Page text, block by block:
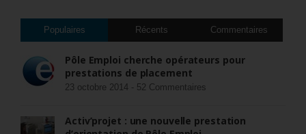
Populaires Récents Commentaires
Pôle Emploi cherche opérateurs pour
prestations de placement
23 octobre 2014 - 52 Commentaires
Activ’projet : une nouvelle prestation